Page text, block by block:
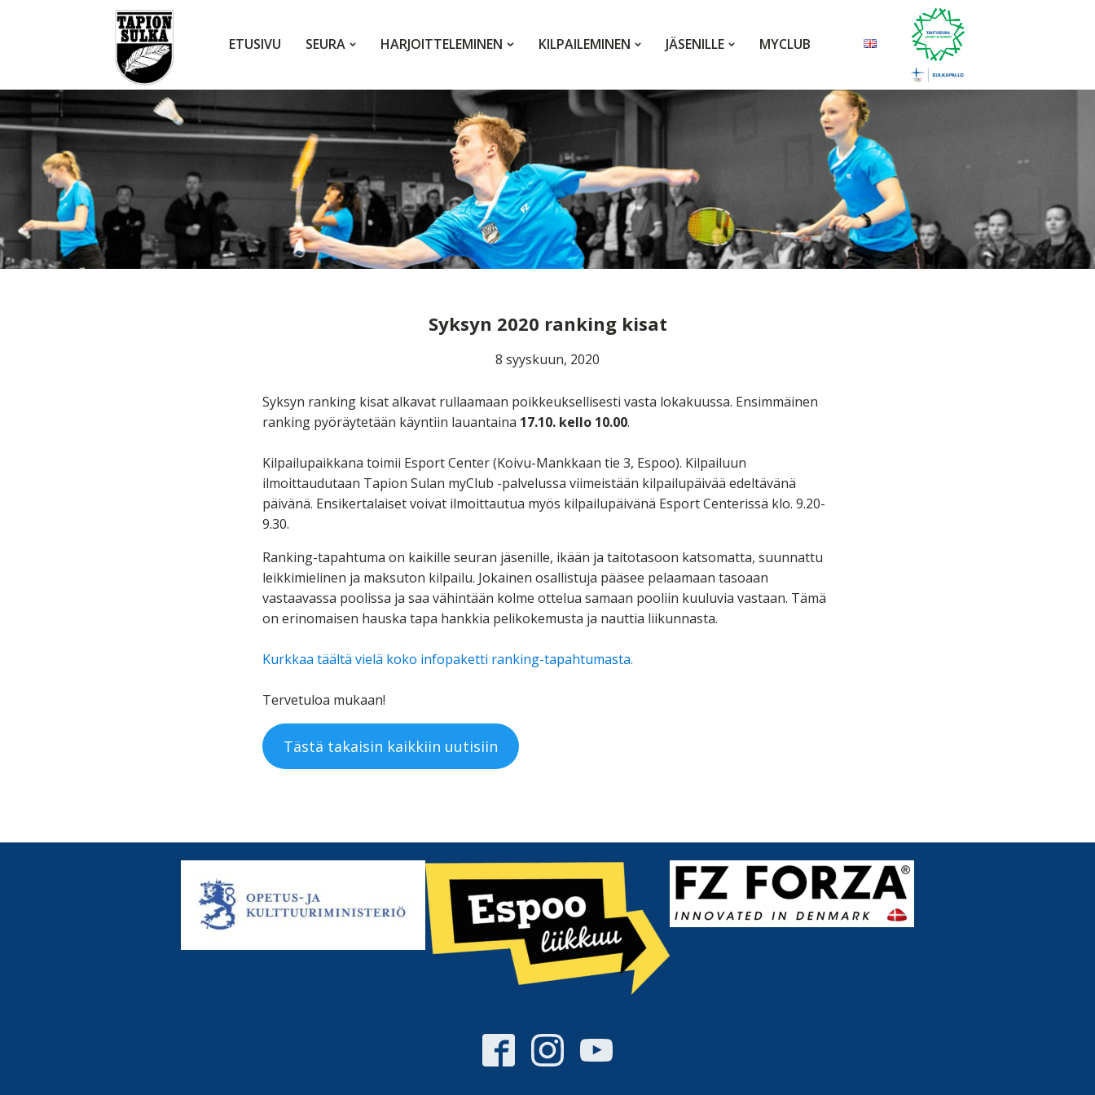
ETUSIVU SEURA HARJOITTELEMINEN KILPAILEMINEN JÄSENILLE MYCLUB
Syksyn 2020 ranking kisat
8 syyskuun, 2020
Syksyn ranking kisat alkavat rullaamaan poikkeuksellisesti vasta lokakuussa. Ensimmäinen
ranking pyöräytetään käyntiin lauantaina 17.10. kello 10.00.
Kilpailupaikkana toimii Esport Center (Koivu-Mankkaan tie 3, Espoo). Kilpailuun
ilmoittaudutaan Tapion Sulan myClub -palvelussa viimeistään kilpailupäivää edeltävänä
päivänä. Ensikertalaiset voivat ilmoittautua myös kilpailupäivänä Esport Centerissä klo. 9.20-
9.30.
Ranking-tapahtuma on kaikille seuran jäsenille, ikään ja taitotasoon katsomatta, suunnattu
leikkimielinen ja maksuton kilpailu. Jokainen osallistuja pääsee pelaamaan tasoaan
vastaavassa poolissa ja saa vähintään kolme ottelua samaan pooliin kuuluvia vastaan. Tämä
on erinomaisen hauska tapa hankkia pelikokemusta ja nauttia liikunnasta.
Kurkkaa täältä vielä koko infopaketti ranking-tapahtumasta.
Tervetuloa mukaan!
Tästä takaisin kaikkiin uutisiin